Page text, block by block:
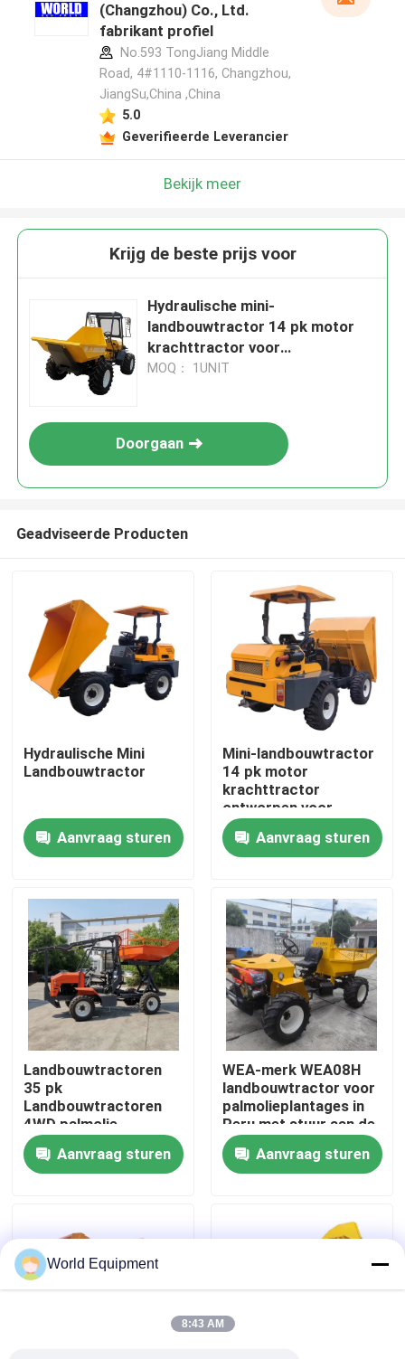
Thuis
Over ons
Fabriekstocht
Kwaliteitscontrole
NEEM CONTACT MET ONS OP
Nieuws
Gevallen
Hydraulisch Kruippakjegraafwerktuig
(Changzhou) Co., Ltd.
fabrikant profiel
No.593 TongJiang Middle
Road, 4#1110-1116, Changzhou,
JiangSu,China ,China
5.0
Geverifieerde Leverancier
Bekijk meer
Krijg de beste prijs voor
Hydraulische mini-
landbouwtractor 14 pk motor
krachttractor voor
palmolieplantages
MOQ： 1UNIT
Doorgaan
Geadviseerde Producten
Hydraulische Mini
Landbouwtractor
Aanvraag sturen
Mini-landbouwtractor
14 pk motor
krachttractor
ontworpen voor
palmolieplantages met
hydraulisch systeem
Aanvraag sturen
Landbouwtractoren
35 pk
Landbouwtractoren
4WD palmolie
Aanvraag sturen
WEA-merk WEA08H
landbouwtractor voor
palmolieplantages in
Peru met stuur aan de
voorwiel
Aanvraag sturen
World Equipment
8:43 AM